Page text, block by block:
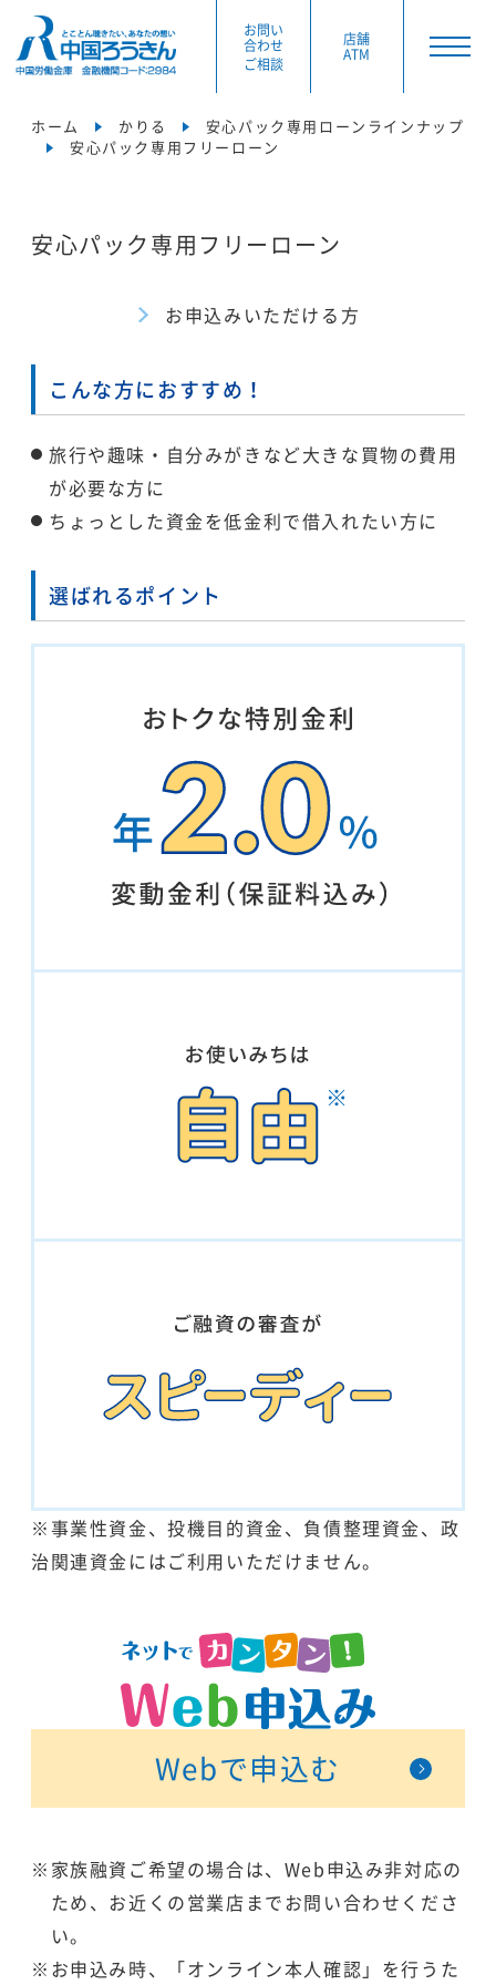
お問い
合わせ
ご相談
店舗
ATM
ホーム かりる
安心パック専用ローンラインナップ
安心パック専用フリーローン
安心パック専用フリーローン
お申込みいただける方
こんな方におすすめ！
旅行や趣味・自分みがきなど大きな買物の費用
が必要な方に
ちょっとした資金を低金利で借入れたい方に
選ばれるポイント
※事業性資金、投機目的資金、負債整理資金、政
治関連資金にはご利用いただけません。
Webで申込む
※家族融資ご希望の場合は、Web申込み非対応の
ため、お近くの営業店までお問い合わせくださ
い。
※お申込み時、「オンライン本人確認」を行うた